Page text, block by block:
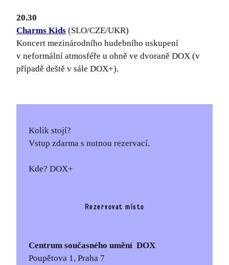
20.30
Charms Kids (SLO/CZE/UKR)
Koncert mezinárodního hudebního uskupení
v neformální atmosféře u ohně ve dvoraně DOX (v
případě deště v sále DOX+).
Kolik stojí?
Vstup zdarma s nutnou rezervací.
Kde? DOX+
Rezervovat místo
Centrum současného umění DOX
Poupětova 1, Praha 7